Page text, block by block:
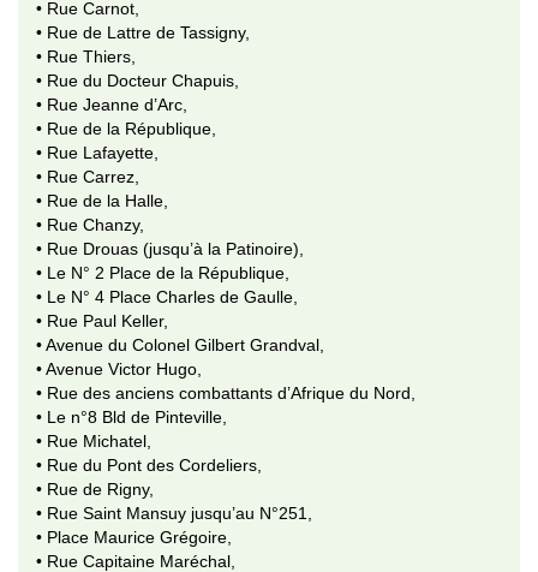
• Rue Carnot,
• Rue de Lattre de Tassigny,
• Rue Thiers,
• Rue du Docteur Chapuis,
• Rue Jeanne d’Arc,
• Rue de la République,
• Rue Lafayette,
• Rue Carrez,
• Rue de la Halle,
• Rue Chanzy,
• Rue Drouas (jusqu’à la Patinoire),
• Le N° 2 Place de la République,
• Le N° 4 Place Charles de Gaulle,
• Rue Paul Keller,
• Avenue du Colonel Gilbert Grandval,
• Avenue Victor Hugo,
• Rue des anciens combattants d’Afrique du Nord,
• Le n°8 Bld de Pinteville,
• Rue Michatel,
• Rue du Pont des Cordeliers,
• Rue de Rigny,
• Rue Saint Mansuy jusqu’au N°251,
• Place Maurice Grégoire,
• Rue Capitaine Maréchal,